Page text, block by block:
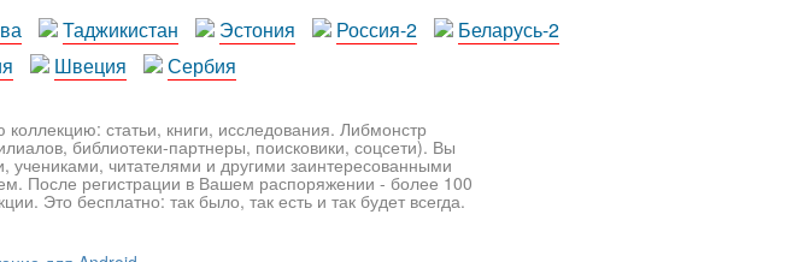
Таджикистан Эстония Россия-2
Беларусь-2
Швеция Сербия
статьи, книги, исследования. Либмонстр
библиотеки-партнеры, поисковики, соцсети). Вы
читателями и другими заинтересованными
После регистрации в Вашем распоряжении - более 100
Это бесплатно: так было, так есть и так будет всегда.